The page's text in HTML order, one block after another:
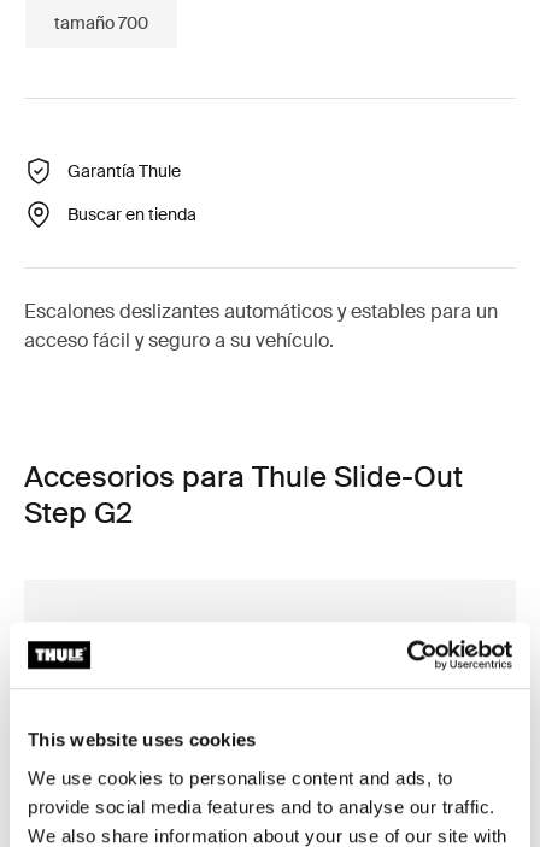
This website uses cookies
We use cookies to personalise content and ads, to
provide social media features and to analyse our traffic.
We also share information about your use of our site with
tamaño 700
Garantía Thule
Buscar en tienda
Escalones deslizantes automáticos y estables para un
acceso fácil y seguro a su vehículo.
Accesorios para Thule Slide-Out
Step G2